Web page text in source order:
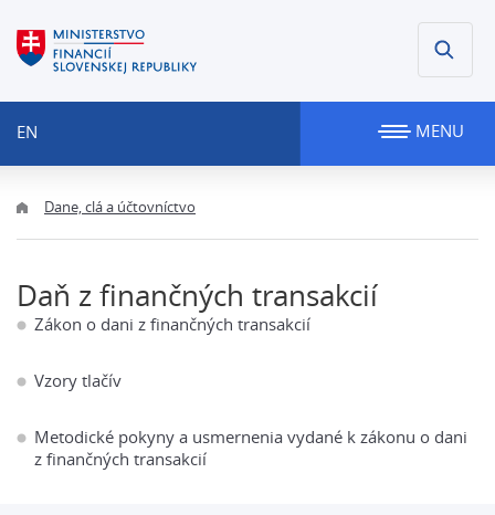
EN MENU
Dane, clá a účtovníctvo
Daň z finančných transakcií
Zákon o dani z finančných transakcií
Vzory tlačív
Metodické pokyny a usmernenia vydané k zákonu o dani
z finančných transakcií